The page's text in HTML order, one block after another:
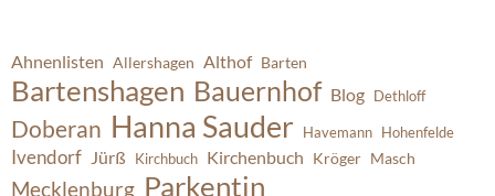
Ahnenlisten Allershagen Althof Barten
Bartenshagen Bauernhof Blog Dethloff
Doberan Hanna Sauder Havemann Hohenfelde
Ivendorf Jürß Kirchbuch Kirchenbuch Kröger Masch
Mecklenburg Parkentin